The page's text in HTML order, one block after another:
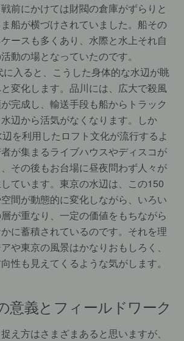
前にかけては財閥の倉庫がずらりと
船が横づけされていました。船その
ースも多くあり、水際と水上それ自
動の場となっていたのです。
に入ると、こうした身体的な水辺が眺
変化します。品川には、広大で殺風
完成し、輸送手段も船からトラック
辺から活気がなくなります。しか
を利用したロフト文化が流行するよ
が集まるライブハウスやディスコが
その後もお台場に昼夜問わず人々が
ています。東京の水辺は、この150
間が動態的に変化しながら、いろい
が重なり、一定の価値をもちながら
に蓄積されているのです。それを理
や東京の風景はかなりおもしろく、
性も見えてくるような気がします。
意義とフィールドワーク
え方はさまざまあると思いますが、